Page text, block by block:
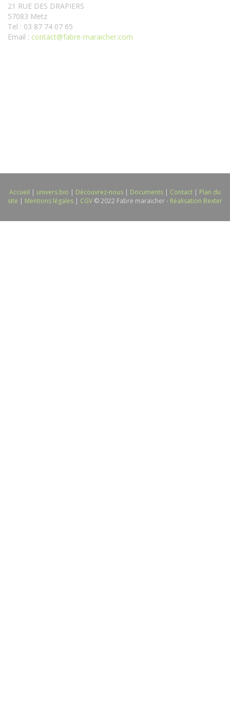
21 RUE DES DRAPIERS
57083 Metz
Tel : 03 87 74 07 65
Email : contact@fabre-maraicher.com
Accueil | univers bio | Découvrez-nous | Documents | Contact | Plan du
site | Mentions légales | CGV © 2022 Fabre maraicher - Réalisation Bexter